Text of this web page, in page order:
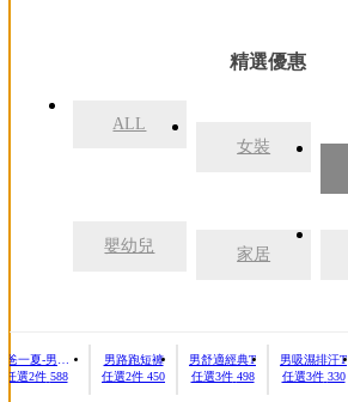
精選優惠
ALL
女裝
嬰幼兒 家居
任選2件 588
男路跑短褲
任選2件 450
男舒適經典T
任選3件 498
男吸濕排汗T
任選3件 330